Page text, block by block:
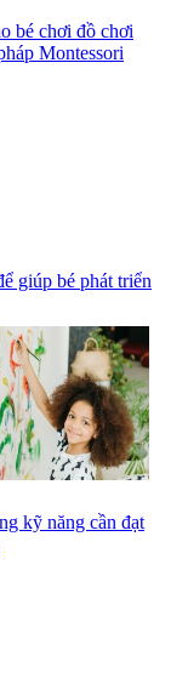
bé chơi đồ chơi
Montessori
giúp bé phát triển
kỹ năng cần đạt